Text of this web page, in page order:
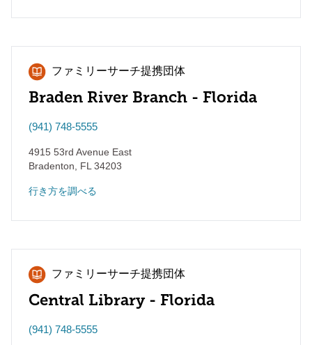
ファミリーサーチ提携団体
Braden River Branch - Florida
(941) 748-5555
4915 53rd Avenue East
Bradenton
FL 34203
行き方を調べる
ファミリーサーチ提携団体
Central Library - Florida
(941) 748-5555